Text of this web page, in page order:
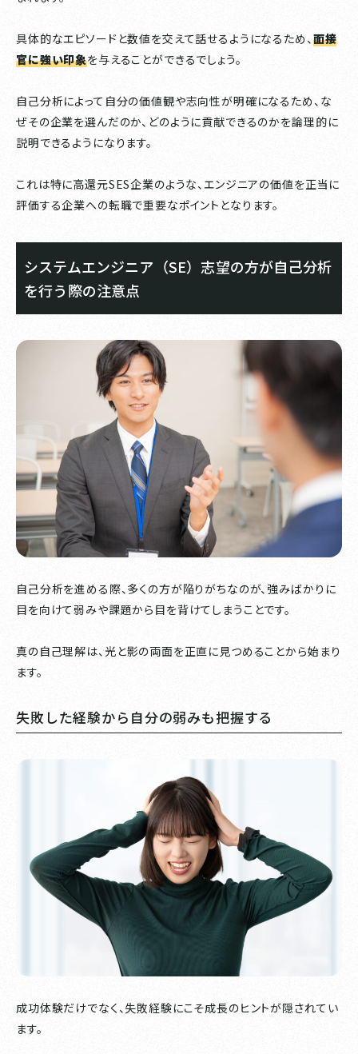
具体的なエピソードと数値を交えて話せるようになるため、面接
官に強い印象を与えることができるでしょう。
自己分析によって自分の価値観や志向性が明確になるため、な
ぜその企業を選んだのか、どのように貢献できるのかを論理的に
説明できるようになります。
これは特に高還元SES企業のような、エンジニアの価値を正当に
評価する企業への転職で重要なポイントとなります。
システムエンジニア（SE）志望の方が自己分析
を行う際の注意点
自己分析を進める際、多くの方が陥りがちなのが、強みばかりに
目を向けて弱みや課題から目を背けてしまうことです。
真の自己理解は、光と影の両面を正直に見つめることから始まり
ます。
失敗した経験から自分の弱みも把握する
成功体験だけでなく、失敗経験にこそ成長のヒントが隠されてい
ます。